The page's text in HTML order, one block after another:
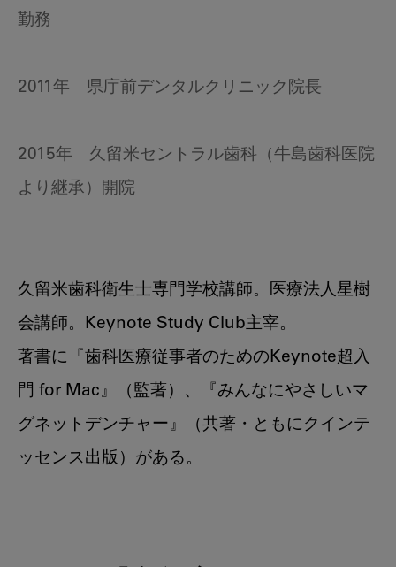
勤務
2011年 県庁前デンタルクリニック院長
2015年 久留米セントラル歯科（牛島歯科医院
より継承）開院
久留米歯科衛生士専門学校講師。医療法人星樹
会講師。Keynote Study Club主宰。
著書に『歯科医療従事者のためのKeynote超入
門 for Mac』（監著）、『みんなにやさしいマ
グネットデンチャー』（共著・ともにクインテ
ッセンス出版）がある。